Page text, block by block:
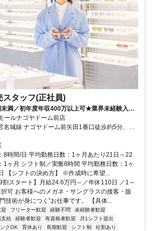
タッフ(正社員)
満／初年度年収400万以上可★業界未経験入社
★面接2回で内定まで1カ月以内★2026年8月・
ルナゴヤドーム前店
名城線 ナゴヤドーム前矢田1番口徒歩約5分、ゆ
ヤドーム前矢田1番口徒歩約5分、名鉄瀬戸線 矢
分
8時間/日 平均勤務日数：1ヶ月あたり21日～22
1ヶ月 シフト制／実働8時間 平均勤務日数：1ヶ
【シフトの決め方】 ※作成時に希望...
割スタート】月給24.6万円～／年休110日 ／1～
可 お客様へのメガネ・サングラスの接客・販
技術が身につく”お仕事です。 【具体...
フリーター歓迎 経験不問
未経験者歓迎
支給 経験者歓迎 有資格者歓迎
月1シフト提出
クOK 育休あり 長期歓迎 シフト制 社割あり